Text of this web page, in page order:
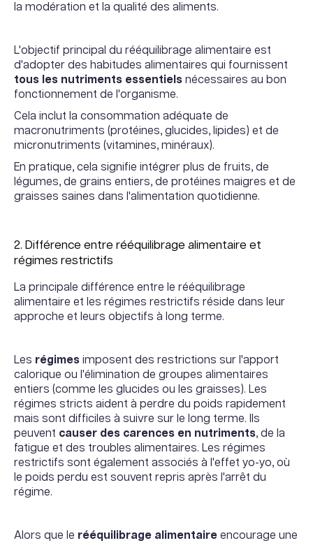
la modération et la qualité des aliments.
L'objectif principal du rééquilibrage alimentaire est
d'adopter des habitudes alimentaires qui fournissent
tous les nutriments essentiels nécessaires au bon
fonctionnement de l'organisme.
Cela inclut la consommation adéquate de
macronutriments (protéines, glucides, lipides) et de
micronutriments (vitamines, minéraux).
En pratique, cela signifie intégrer plus de fruits, de
légumes, de grains entiers, de protéines maigres et de
graisses saines dans l'alimentation quotidienne.
2. Différence entre rééquilibrage alimentaire et
régimes restrictifs
La principale différence entre le rééquilibrage
alimentaire et les régimes restrictifs réside dans leur
approche et leurs objectifs à long terme.
Les régimes imposent des restrictions sur l'apport
calorique ou l'élimination de groupes alimentaires
entiers (comme les glucides ou les graisses). Les
régimes stricts aident à perdre du poids rapidement
mais sont difficiles à suivre sur le long terme. Ils
peuvent causer des carences en nutriments, de la
fatigue et des troubles alimentaires. Les régimes
restrictifs sont également associés à l'effet yo-yo, où
le poids perdu est souvent repris après l'arrêt du
régime.
Alors que le rééquilibrage alimentaire encourage une